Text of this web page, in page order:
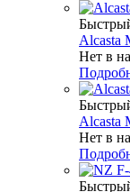
Alcasta
Нет в
Alcasta
Нет в